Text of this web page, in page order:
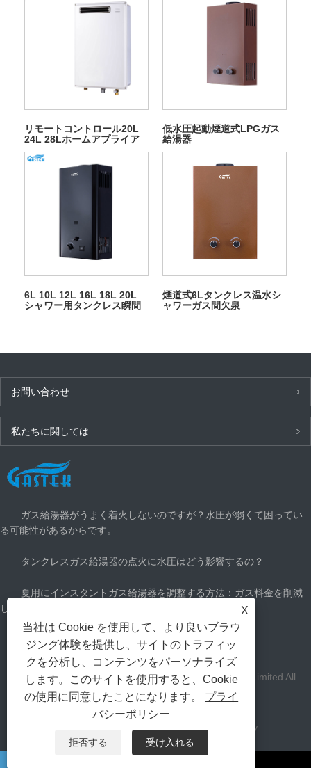
リモートコントロール20L
24L 28Lホームアプライア
ンスアウトドアガス給湯器
低水圧起動煙道式LPGガス
給湯器
6L 10L 12L 16L 18L 20L
シャワー用タンクレス瞬間
煙道式6Lタンクレス温水シ
ャワーガス間欠泉
お問い合わせ
私たちに関しては
最新ニュース
ガス給湯器がうまく着火しないのですが？水圧が弱くて困ってい
る可能性があるからです。
タンクレスガス給湯器の点火に水圧はどう影響するの？
夏用にインスタントガス給湯器を調整する方法：ガス料金を削減
して涼しく過ごす
どのくらいのガス給湯器が必要ですか？
著作権Zhongshan Gastek Home Appliance Company Limited All
Rights Reserved。
RSS XML Privacy Policy
X
当社は Cookie を使用して、より良いブラウ
ジング体験を提供し、サイトのトラフィッ
クを分析し、コンテンツをパーソナライズ
します。このサイトを使用すると、Cookie
の使用に同意したことになります。 プライ
バシーポリシー
拒否する 受け入れる